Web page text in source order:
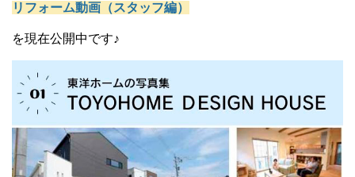
リフォーム動画（スタッフ編）
を現在公開中です♪